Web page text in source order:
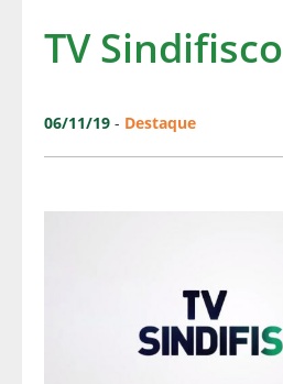
TV Sindifisco
06/11/19 - Destaque